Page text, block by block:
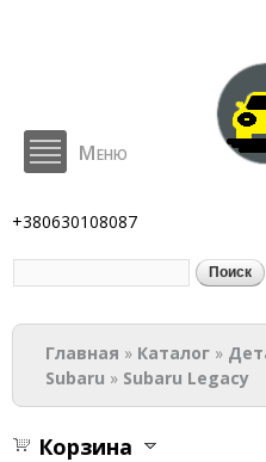
BodyParts
Меню
+380630108087
Форма поиска
Вы здесь
Главная » Каталог »
Subaru » Subaru Legacy
Корзина